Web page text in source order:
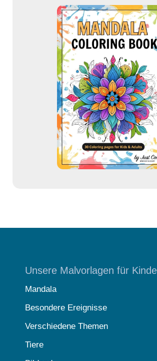
Unsere Malvorlagen für
Mandala
Besondere Ereignisse
Verschiedene Themen
Tiere